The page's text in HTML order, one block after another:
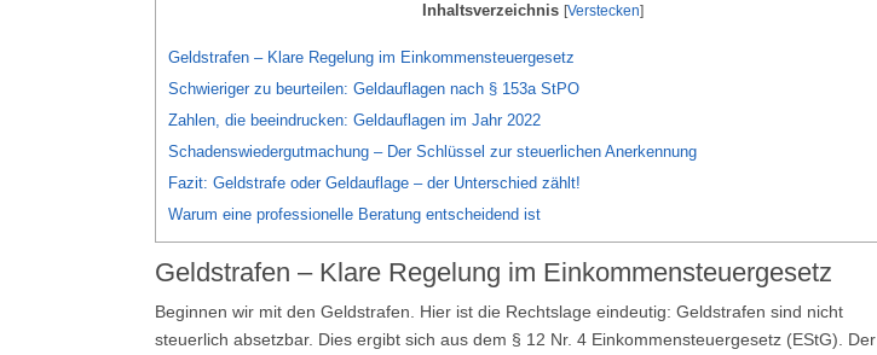
Inhaltsverzeichnis [Verstecken]
Geldstrafen – Klare Regelung im Einkommensteuergesetz
Schwieriger zu beurteilen: Geldauflagen nach § 153a StPO
Zahlen, die beeindrucken: Geldauflagen im Jahr 2022
Schadenswiedergutmachung – Der Schlüssel zur steuerlichen Anerkennung
Fazit: Geldstrafe oder Geldauflage – der Unterschied zählt!
Warum eine professionelle Beratung entscheidend ist
Geldstrafen – Klare Regelung im Einkommensteuergesetz
Beginnen wir mit den Geldstrafen. Hier ist die Rechtslage eindeutig: Geldstrafen sind nicht
steuerlich absetzbar. Dies ergibt sich aus dem § 12 Nr. 4 Einkommensteuergesetz (EStG). Der